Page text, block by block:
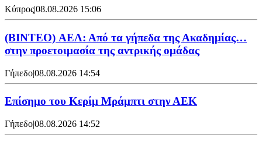
Κύπρος|08.08.2026 15:06
(BINTEO) ΑΕΛ: Από τα γήπεδα της Ακαδημίας…
στην προετοιμασία της αντρικής ομάδας
Γήπεδο|08.08.2026 14:54
Επίσημο του Κερίμ Μράμπτι στην ΑΕK
Γήπεδο|08.08.2026 14:52